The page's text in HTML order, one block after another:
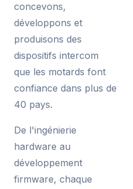
concevons,
développons et
produisons des
dispositifs intercom
que les motards font
confiance dans plus de
40 pays.
De l'ingénierie
hardware au
développement
firmware, chaque